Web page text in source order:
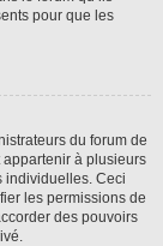
pour que les
du forum de
à plusieurs
individuelles. Ceci
les permissions de
des pouvoirs